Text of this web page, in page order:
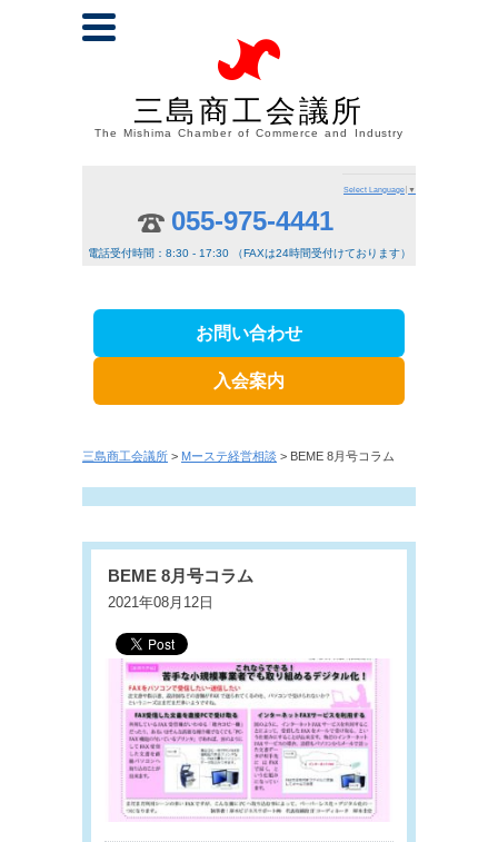
三島商工会議所
The Mishima Chamber of Commerce and Industry
Select Language ▼
055-975-4441
電話受付時間：8:30 - 17:30 （FAXは24時間受付けております）
お問い合わせ
入会案内
三島商工会議所 > Mーステ経営相談 > BEME 8月号コラム
BEME 8月号コラム
2021年08月12日